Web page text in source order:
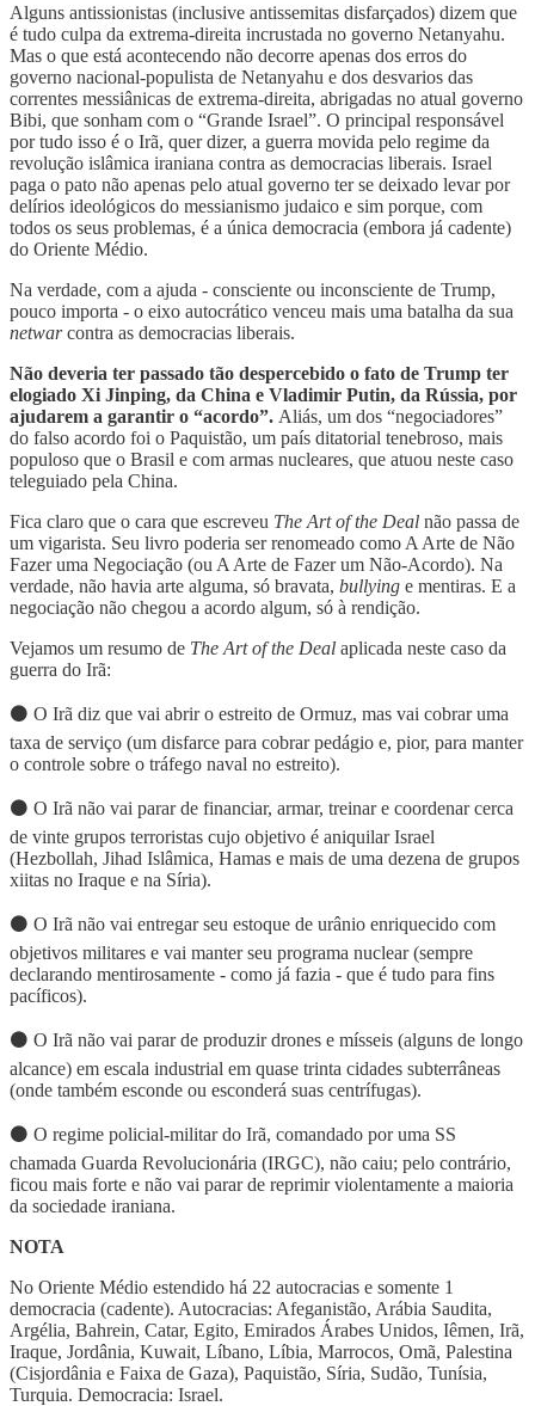
Alguns antissionistas (inclusive antissemitas disfarçados) dizem que
é tudo culpa da extrema-direita incrustada no governo Netanyahu.
Mas o que está acontecendo não decorre apenas dos erros do
governo nacional-populista de Netanyahu e dos desvarios das
correntes messiânicas de extrema-direita, abrigadas no atual governo
Bibi, que sonham com o “Grande Israel”. O principal responsável
por tudo isso é o Irã, quer dizer, a guerra movida pelo regime da
revolução islâmica iraniana contra as democracias liberais. Israel
paga o pato não apenas pelo atual governo ter se deixado levar por
delírios ideológicos do messianismo judaico e sim porque, com
todos os seus problemas, é a única democracia (embora já cadente)
do Oriente Médio.
Na verdade, com a ajuda - consciente ou inconsciente de Trump,
pouco importa - o eixo autocrático venceu mais uma batalha da sua
netwarcontra as democracias liberais.
Não deveria ter passado tão despercebido o fato de Trump ter
elogiado Xi Jinping, da China e Vladimir Putin, da Rússia, por
ajudarem a garantir o “acordo”. Aliás, um dos “negociadores”
do falso acordo foi o Paquistão, um país ditatorial tenebroso, mais
populoso que o Brasil e com armas nucleares, que atuou neste caso
teleguiado pela China.
Fica claro que o cara que escreveu The Art of the Deal não passa de
um vigarista. Seu livro poderia ser renomeado como A Arte de Não
Fazer uma Negociação (ou A Arte de Fazer um Não-Acordo). Na
verdade, não havia arte alguma, só bravata, bullying e mentiras. E a
negociação não chegou a acordo algum, só à rendição.
Vejamos um resumo de The Art of the Deal aplicada neste caso da
guerra do Irã:
⚫️ O Irã diz que vai abrir o estreito de Ormuz, mas vai cobrar uma
taxa de serviço (um disfarce para cobrar pedágio e, pior, para manter
o controle sobre o tráfego naval no estreito).
⚫️ O Irã não vai parar de financiar, armar, treinar e coordenar cerca
de vinte grupos terroristas cujo objetivo é aniquilar Israel
(Hezbollah, Jihad Islâmica, Hamas e mais de uma dezena de grupos
xiitas no Iraque e na Síria).
⚫️ O Irã não vai entregar seu estoque de urânio enriquecido com
objetivos militares e vai manter seu programa nuclear (sempre
declarando mentirosamente - como já fazia - que é tudo para fins
pacíficos).
⚫️ O Irã não vai parar de produzir drones e mísseis (alguns de longo
alcance) em escala industrial em quase trinta cidades subterrâneas
(onde também esconde ou esconderá suas centrífugas).
⚫️ O regime policial-militar do Irã, comandado por uma SS
chamada Guarda Revolucionária (IRGC), não caiu; pelo contrário,
ficou mais forte e não vai parar de reprimir violentamente a maioria
da sociedade iraniana.
NOTA
No Oriente Médio estendido há 22 autocracias e somente 1
democracia (cadente). Autocracias: Afeganistão, Arábia Saudita,
Argélia, Bahrein, Catar, Egito, Emirados Árabes Unidos, Iêmen, Irã,
Iraque, Jordânia, Kuwait, Líbano, Líbia, Marrocos, Omã, Palestina
(Cisjordânia e Faixa de Gaza), Paquistão, Síria, Sudão, Tunísia,
Turquia. Democracia: Israel.